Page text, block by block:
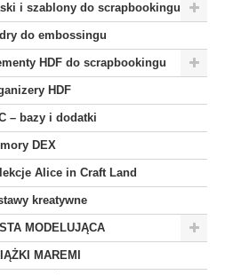
i szablony do scrapbookingu
do embossingu
HDF do scrapbookingu
HDF
– bazy i dodatki
DEX
Alice in Craft Land
kreatywne
MODELUJĄCA
MAREMI